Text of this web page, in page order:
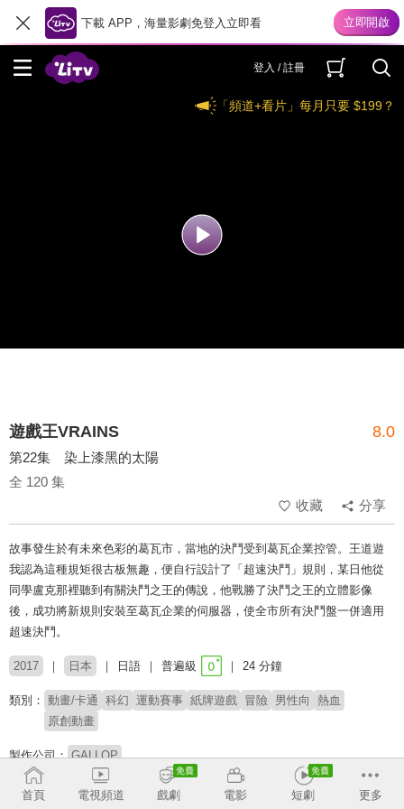
下載 APP，海量影劇免登入立即看
登入 / 註冊
「頻道+看片」每月只要 $199？
遊戲王VRAINS 8.0
第22集 染上漆黑的太陽
全 120 集
收藏
分享
故事發生於有未來色彩的葛瓦市，當地的決鬥受到葛瓦企業控管。王道遊
我認為這種規矩很古板無趣，便自行設計了「超速決鬥」規則，某日他從
同學盧克那裡聽到有關決鬥之王的傳說，他戰勝了決鬥之王的立體影像
後，成功將新規則安裝至葛瓦企業的伺服器，使全市所有決鬥盤一併適用
超速決鬥。
2017 日本 日語 普遍級 24 分鐘
類別： 動畫/卡通 科幻 運動賽事 紙牌遊戲 冒險 男性向
熱血
原創動畫
製作公司： GALLOP
導演： 細田雅弘 佐藤龍雄
首頁 電視頻道 戲劇 電影 短劇 更多